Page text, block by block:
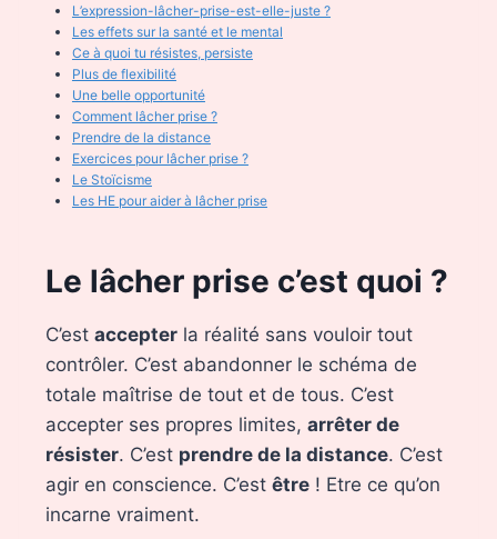
L’expression-lâcher-prise-est-elle-juste ?
Les effets sur la santé et le mental
Ce à quoi tu résistes, persiste
Plus de flexibilité
Une belle opportunité
Comment lâcher prise ?
Prendre de la distance
Exercices pour lâcher prise ?
Le Stoïcisme
Les HE pour aider à lâcher prise
Le lâcher prise c’est quoi ?
C’est accepterla réalité sans vouloir tout
contrôler. C’est abandonner le schéma de
totale maîtrise de tout et de tous. C’est
accepter ses propres limites, arrêter de
résister. C’est prendre de la distance. C’est
agir en conscience. C’est être! Etre ce qu’on
incarne vraiment.